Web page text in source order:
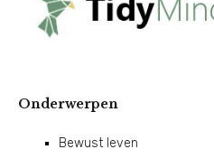
Onderwerpen
Bewust leven